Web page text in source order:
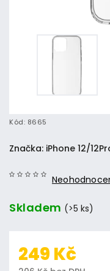
Kód: 8665
Značka: iPhone 12/
Skladem (>5 ks)
249 Kč